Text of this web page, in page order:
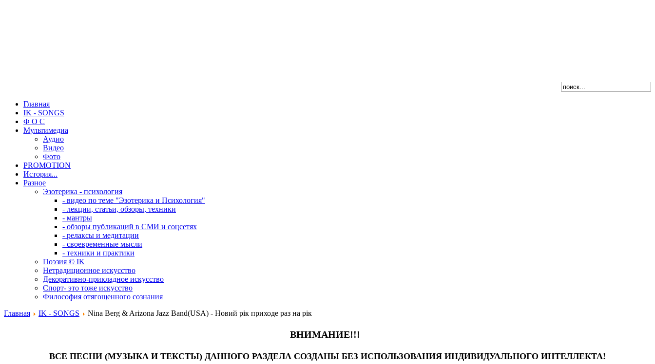
Главная
IK - SONGS
Ф О С
Мультимедиа
Аудио
Видео
Фото
PROMOTION
История...
Разное
Эзотерика - психология
- видео по теме "Эзотерика и Психология"
- лекции, статьи, обзоры, техники
- мантры
- обзоры публикаций в СМИ и соцсетях
- релаксы и медитации
- своевременные мысли
- техники и практики
Поэзия © IK
Нетрадиционное искусство
Декоративно-прикладное искусство
Спорт- это тоже искусство
Философия отягощенного сознания
Главная
IK - SONGS Nina Berg & Arizona Jazz Band(USA) - Новий рік приходе раз на рік
ВНИМАНИЕ!!!
ВСЕ ПЕСНИ (МУЗЫКА И ТЕКСТЫ) ДАННОГО РАЗДЕЛА СОЗДАНЫ БЕЗ ИСПОЛЬЗОВАНИЯ ИНДИВИДУАЛЬНОГО ИНТЕЛЛЕКТА!